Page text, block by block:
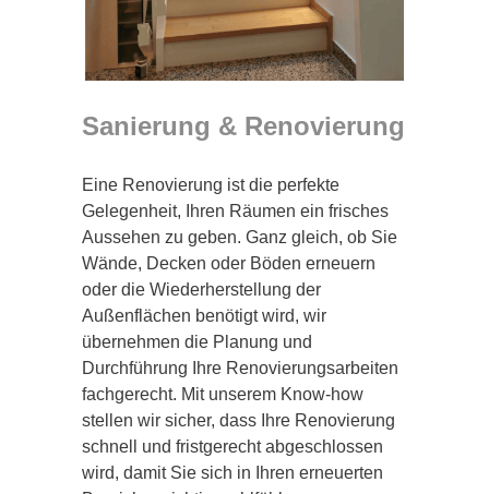
Sanierung & Renovierung
Eine Renovierung ist die perfekte
Gelegenheit, Ihren Räumen ein frisches
Aussehen zu geben. Ganz gleich, ob Sie
Wände, Decken oder Böden erneuern
oder die Wiederherstellung der
Außenflächen benötigt wird, wir
übernehmen die Planung und
Durchführung Ihre Renovierungsarbeiten
fachgerecht. Mit unserem Know-how
stellen wir sicher, dass Ihre Renovierung
schnell und fristgerecht abgeschlossen
wird, damit Sie sich in Ihren erneuerten